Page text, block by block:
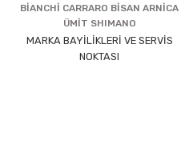
BİANCHİ CARRARO BİSAN ARNİCA
ÜMİT SHIMANO
MARKA BAYİLİKLERİ VE SERVİS
NOKTASI